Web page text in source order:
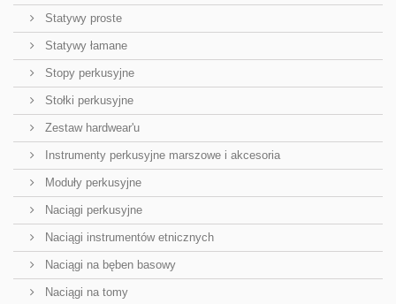
Statywy proste
Statywy łamane
Stopy perkusyjne
Stołki perkusyjne
Zestaw hardwear'u
Instrumenty perkusyjne marszowe i akcesoria
Moduły perkusyjne
Naciągi perkusyjne
Naciągi instrumentów etnicznych
Naciągi na bęben basowy
Naciągi na tomy